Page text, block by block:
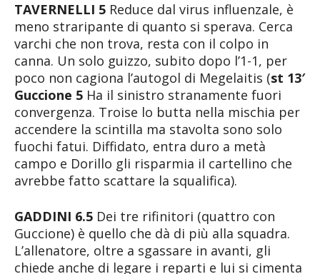
TAVERNELLI 5 Reduce dal virus influenzale, è
meno straripante di quanto si sperava. Cerca
varchi che non trova, resta con il colpo in
canna. Un solo guizzo, subito dopo l’1-1, per
poco non cagiona l’autogol di Megelaitis (st 13′
Guccione 5 Ha il sinistro stranamente fuori
convergenza. Troise lo butta nella mischia per
accendere la scintilla ma stavolta sono solo
fuochi fatui. Diffidato, entra duro a metà
campo e Dorillo gli risparmia il cartellino che
avrebbe fatto scattare la squalifica).
GADDINI 6.5 Dei tre rifinitori (quattro con
Guccione) è quello che dà di più alla squadra.
L’allenatore, oltre a sgassare in avanti, gli
chiede anche di legare i reparti e lui si cimenta